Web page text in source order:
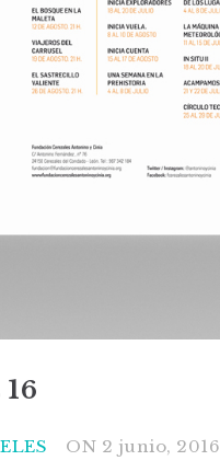
ON 2 junio, 2016